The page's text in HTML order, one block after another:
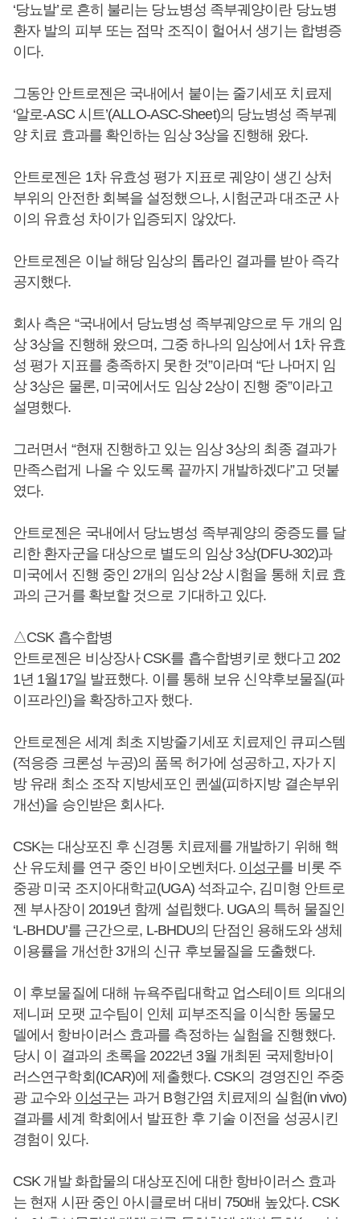
‘당뇨발’로 흔히 불리는 당뇨병성 족부궤양이란 당뇨병
환자 발의 피부 또는 점막 조직이 헐어서 생기는 합병증
이다.
그동안 안트로젠은 국내에서 붙이는 줄기세포 치료제
‘알로-ASC 시트’(ALLO-ASC-Sheet)의 당뇨병성 족부궤
양 치료 효과를 확인하는 임상 3상을 진행해 왔다.
안트로젠은 1차 유효성 평가 지표로 궤양이 생긴 상처
부위의 안전한 회복을 설정했으나, 시험군과 대조군 사
이의 유효성 차이가 입증되지 않았다.
안트로젠은 이날 해당 임상의 톱라인 결과를 받아 즉각
공지했다.
회사 측은 “국내에서 당뇨병성 족부궤양으로 두 개의 임
상 3상을 진행해 왔으며, 그중 하나의 임상에서 1차 유효
성 평가 지표를 충족하지 못한 것”이라며 “단 나머지 임
상 3상은 물론, 미국에서도 임상 2상이 진행 중”이라고
설명했다.
그러면서 “현재 진행하고 있는 임상 3상의 최종 결과가
만족스럽게 나올 수 있도록 끝까지 개발하겠다”고 덧붙
였다.
안트로젠은 국내에서 당뇨병성 족부궤양의 중증도를 달
리한 환자군을 대상으로 별도의 임상 3상(DFU-302)과
미국에서 진행 중인 2개의 임상 2상 시험을 통해 치료 효
과의 근거를 확보할 것으로 기대하고 있다.
△CSK 흡수합병
안트로젠은 비상장사 CSK를 흡수합병키로 했다고 202
1년 1월17일 발표했다. 이를 통해 보유 신약후보물질(파
이프라인)을 확장하고자 했다.
안트로젠은 세계 최초 지방줄기세포 치료제인 큐피스템
(적응증 크론성 누공)의 품목 허가에 성공하고, 자가 지
방 유래 최소 조작 지방세포인 퀸셀(피하지방 결손부위
개선)을 승인받은 회사다.
CSK는 대상포진 후 신경통 치료제를 개발하기 위해 핵
산 유도체를 연구 중인 바이오벤처다. 이성구를 비롯 주
중광 미국 조지아대학교(UGA) 석좌교수, 김미형 안트로
젠 부사장이 2019년 함께 설립했다. UGA의 특허 물질인
‘L-BHDU’를 근간으로, L-BHDU의 단점인 용해도와 생체
이용률을 개선한 3개의 신규 후보물질을 도출했다.
이 후보물질에 대해 뉴욕주립대학교 업스테이트 의대의
제니퍼 모팻 교수팀이 인체 피부조직을 이식한 동물모
델에서 항바이러스 효과를 측정하는 실험을 진행했다.
당시 이 결과의 초록을 2022년 3월 개최된 국제항바이
러스연구학회(ICAR)에 제출했다. CSK의 경영진인 주중
광 교수와 이성구는 과거 B형간염 치료제의 실험(in vivo)
결과를 세계 학회에서 발표한 후 기술 이전을 성공시킨
경험이 있다.
CSK 개발 화합물의 대상포진에 대한 항바이러스 효과
는 현재 시판 중인 아시클로버 대비 750배 높았다. CSK